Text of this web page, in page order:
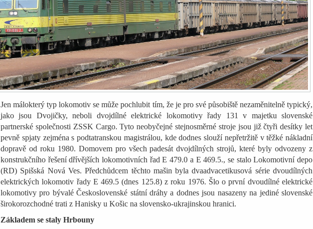
Jen málokterý typ lokomotiv se může pochlubit tím, že je pro své působiště nezaměnitelně typický,
jako jsou Dvojičky, neboli dvojdílné elektrické lokomotivy řady 131 v majetku slovenské
partnerské společnosti ZSSK Cargo. Tyto neobyčejné stejnosměrné stroje jsou již čtyři desítky let
pevně spjaty zejména s podtatranskou magistrálou, kde dodnes slouží nepřetržitě v těžké nákladní
dopravě od roku 1980. Domovem pro všech padesát dvojdílných strojů, které byly odvozeny z
konstrukčního řešení dřívějších lokomotivních řad E 479.0 a E 469.5., se stalo Lokomotivní depo
(RD) Spišská Nová Ves. Předchůdcem těchto mašin byla dvaadvacetikusová série dvoudílných
elektrických lokomotiv řady E 469.5 (dnes 125.8) z roku 1976. Šlo o první dvoudílné elektrické
lokomotivy pro bývalé Československé státní dráhy a dodnes jsou nasazeny na jediné slovenské
širokorozchodné trati z Hanisky u Košic na slovensko-ukrajinskou hranici.
Základem se staly Hrbouny